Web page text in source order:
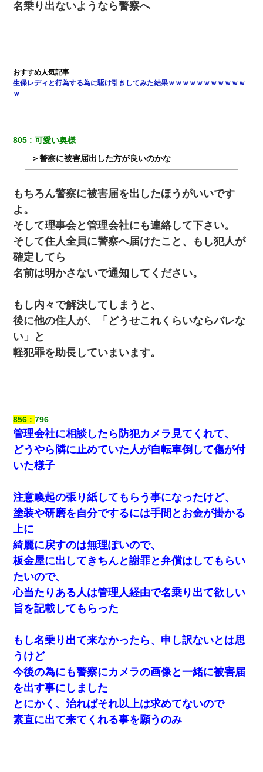
嫁に不倫されたから嫁と不倫相手に1000万の慰謝料請求した
昨日37歳のおばさんと行為したんだけどめちゃくちゃだった
義兄嫁が義実家で「コロナ陽性だったからこのまま療養させて下
さい」と言い出してド修羅場になった
【クズ】昔、兄がお見合いして「ブスすぎｗｗｗ」と断った女性
が、兄の同級生と結婚。それを知った兄は荒れ狂い、｢嫁さん、俺
のお古ですが気分はどう？」とメールを送った→
新築の家で。クラクラするくらいの「白粉の匂い」が鼻につくも
転職先が決まったので退職の意思を伝えたら。上司「無責任」
「簡単には辞めさせない」私（どうせ辞めるし…）→ 思いっきり
反論をしてみた
下座」→ 結果・・・
名乗り出ないようなら警察へ
生保レディと行為する為に駆け引きしてみた結果ｗｗｗｗｗｗｗｗｗｗｗ
ｗ
805
可愛い奥様
＞警察に被害届出した方が良いのかな
もちろん警察に被害届を出したほうがいいです
よ。
そして理事会と管理会社にも連絡して下さい。
そして住人全員に警察へ届けたこと、もし犯人が
確定してら
名前は明かさないで通知してください。
もし内々で解決してしまうと、
後に他の住人が、「どうせこれくらいならバレな
い」と
軽犯罪を助長していまいます。
856 796
管理会社に相談したら防犯カメラ見てくれて、
どうやら隣に止めていた人が自転車倒して傷が付
いた様子
注意喚起の張り紙してもらう事になったけど、
塗装や研磨を自分でするには手間とお金が掛かる
上に
綺麗に戻すのは無理ぽいので、
板金屋に出してきちんと謝罪と弁償はしてもらい
たいので、
心当たりある人は管理人経由で名乗り出て欲しい
旨を記載してもらった
もし名乗り出て来なかったら、申し訳ないとは思
うけど
今後の為にも警察にカメラの画像と一緒に被害届
を出す事にしました
とにかく、治ればそれ以上は求めてないので
素直に出て来てくれる事を願うのみ